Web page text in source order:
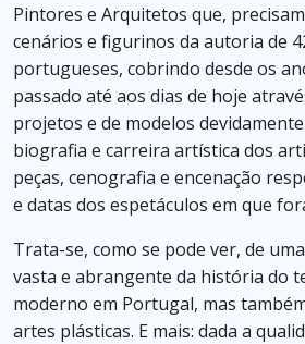
Pintores e Arquitetos que,
cenários e figurinos da autoria de
portugueses, cobrindo desde os
passado até aos dias de hoje
projetos e de modelos
biografia e carreira artística dos
peças, cenografia e encenação
e datas dos espetáculos em que
Trata-se, como se pode ver, de
vasta e abrangente da história do
moderno em Portugal, mas
artes plásticas. E mais: dada a